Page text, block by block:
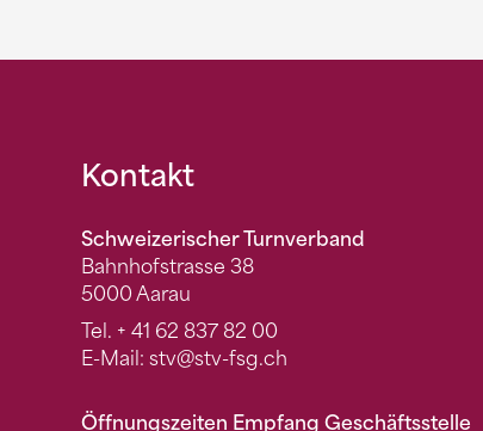
Fusszeile
Kontakt
Schweizerischer Turnverband
Bahnhofstrasse 38
5000 Aarau
Tel. + 41 62 837 82 00
E-Mail: stv@stv-fsg.ch
Öffnungszeiten Empfang Geschäftsstelle